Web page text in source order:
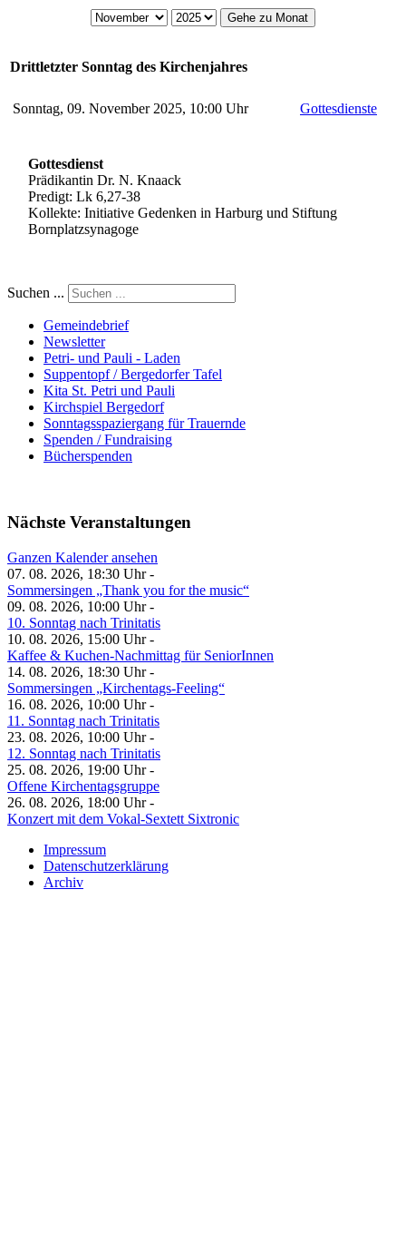
Gehe zu Monat
Drittletzter Sonntag des Kirchenjahres
Sonntag, 09. November 2025, 10:00 Uhr Gottesdienste
Gottesdienst
Prädikantin Dr. N. Knaack
Predigt: Lk 6,27-38
Kollekte: Initiative Gedenken in Harburg und Stiftung
Bornplatzsynagoge
Suchen ...
Gemeindebrief
Newsletter
Petri- und Pauli - Laden
Suppentopf / Bergedorfer Tafel
Kita St. Petri und Pauli
Kirchspiel Bergedorf
Sonntagsspaziergang für Trauernde
Spenden / Fundraising
Bücherspenden
Nächste Veranstaltungen
Ganzen Kalender ansehen
07. 08. 2026, 18:30 Uhr -
Sommersingen „Thank you for the music“
09. 08. 2026, 10:00 Uhr -
10. Sonntag nach Trinitatis
10. 08. 2026, 15:00 Uhr -
Kaffee & Kuchen-Nachmittag für SeniorInnen
14. 08. 2026, 18:30 Uhr -
Sommersingen „Kirchentags-Feeling“
16. 08. 2026, 10:00 Uhr -
11. Sonntag nach Trinitatis
23. 08. 2026, 10:00 Uhr -
12. Sonntag nach Trinitatis
25. 08. 2026, 19:00 Uhr -
Offene Kirchentagsgruppe
26. 08. 2026, 18:00 Uhr -
Konzert mit dem Vokal-Sextett Sixtronic
Impressum
Datenschutzerklärung
Archiv